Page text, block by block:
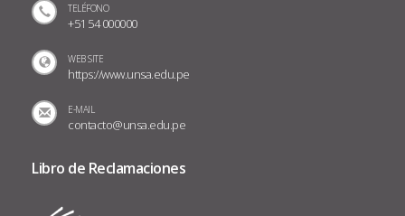
TELÉFONO
+51 54 000000
WEB SITE
https://www.unsa.edu.pe
E-MAIL
contacto@unsa.edu.pe
Libro de Reclamaciones